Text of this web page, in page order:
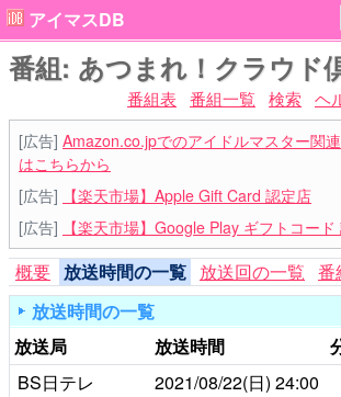
アイマスDB
番組: あつまれ！クラウド
番組表 番組一覧 検索 ヘ
[広告] Amazon.co.jpでのアイドルマスター関
はこちらから
[広告]
【楽天市場】Apple Gift Card 認定店
[広告]
【楽天市場】Google Play ギフトコー
概要 放送時間の一覧 放送回の一覧 番
放送時間の一覧
放送局
放送時間
BS日テレ
2021/08/22(日) 24:00